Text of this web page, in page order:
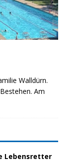
Walldürn.
Am
Lebensretter